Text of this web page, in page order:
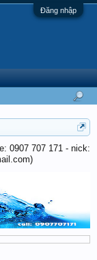
Đăng nhập
0907 707 171 - nick: